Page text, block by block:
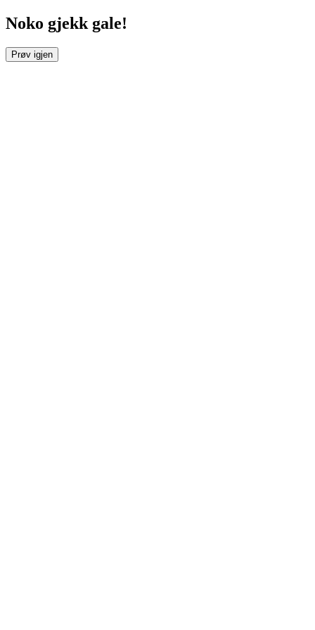
Noko gjekk gale!
Prøv igjen